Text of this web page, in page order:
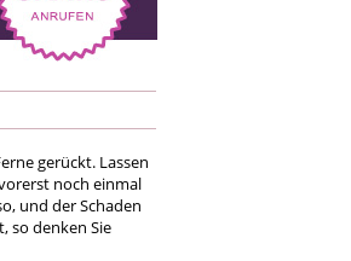
gerückt. Lassen
noch einmal
und der Schaden
so denken Sie